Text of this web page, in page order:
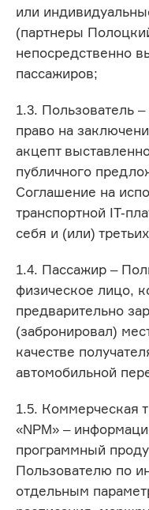
или
(партнеры
непосредственно
пассажиров;
1.3. Пользователь
право на
акцепт
публичного
Соглашение на
транспортной IT-
себя и (или)
1.4. Пассажир –
физическое лицо,
предварительно
(забронировал)
качестве
автомобильной
1.5. Коммерческая
«NPM» –
программный
Пользователю по
отдельным